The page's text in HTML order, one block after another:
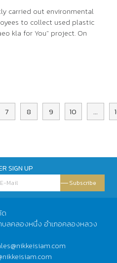
carried out environmental
to collect used plastic
kla for You" project. On
7 8 9 10 ...
SIGN UP
Subscribe
บลคลองหนึ่ง อำเภอคลองหลวง